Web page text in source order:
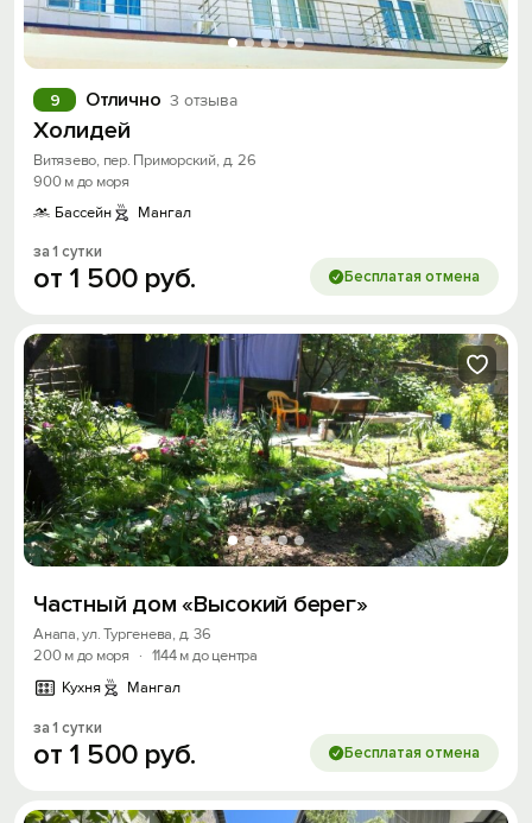
Отлично 3 отзыва
9
Холидей
Витязево, пер. Приморский, д. 26
900 м до моря
Бассейн
Мангал
за 1 сутки
от 1 500 руб. Бесплатая отмена
Частный дом «Высокий берег»
Анапа, ул. Тургенева, д. 36
200 м до моря
· 1144 м до центра
Кухня
Мангал
за 1 сутки
от 1 500 руб. Бесплатая отмена